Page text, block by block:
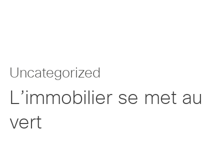
Uncategorized
L’immobilier se met au
vert